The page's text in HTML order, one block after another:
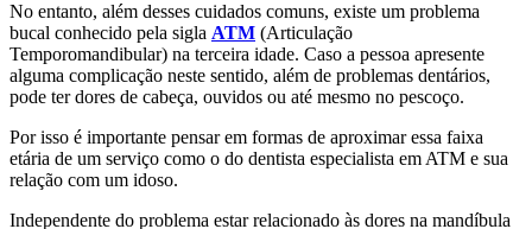
No entanto, além desses cuidados comuns, existe um problema
bucal conhecido pela sigla ATM (Articulação
Temporomandibular) na terceira idade. Caso a pessoa apresente
alguma complicação neste sentido, além de problemas dentários,
pode ter dores de cabeça, ouvidos ou até mesmo no pescoço.
Por isso é importante pensar em formas de aproximar essa faixa
etária de um serviço como o do dentista especialista em ATM e sua
relação com um idoso.
Independente do problema estar relacionado às dores na mandíbula